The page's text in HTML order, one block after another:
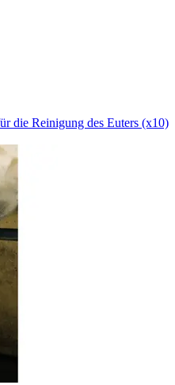
die Reinigung des Euters (x10)